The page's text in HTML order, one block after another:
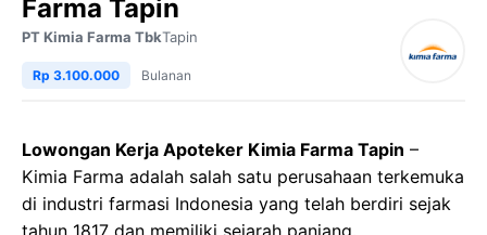
Farma Tapin
PT Kimia Farma TbkTapin
Rp 3.100.000 Bulanan
Lowongan Kerja Apoteker Kimia Farma Tapin –
Kimia Farma adalah salah satu perusahaan terkemuka
di industri farmasi Indonesia yang telah berdiri sejak
tahun 1817 dan memiliki sejarah panjang.